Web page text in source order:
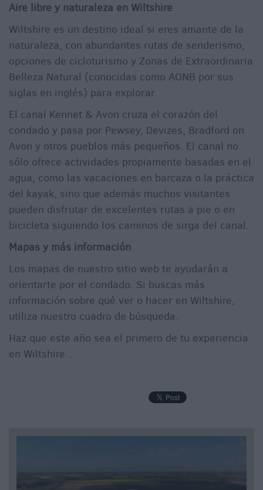
Aire libre y naturaleza en Wiltshire
Wiltshire es un destino ideal si eres amante de la
naturaleza, con abundantes rutas de senderismo,
opciones de cicloturismo y Zonas de Extraordinaria
Belleza Natural (conocidas como AONB por sus
siglas en inglés) para explorar.
El canal Kennet & Avon cruza el corazón del
condado y pasa por Pewsey, Devizes, Bradford on
Avon y otros pueblos más pequeños. El canal no
sólo ofrece actividades propiamente basadas en el
agua, como las vacaciones en barcaza o la práctica
del kayak, sino que además muchos visitantes
pueden disfrutar de excelentes rutas a pie o en
bicicleta siguiendo los caminos de sirga del canal.
Mapas y más información
Los mapas de nuestro sitio web te ayudarán a
orientarte por el condado. Si buscas más
información sobre qué ver o hacer en Wiltshire,
utiliza nuestro cuadro de búsqueda.
Haz que este año sea el primero de tu experiencia
en Wiltshire…